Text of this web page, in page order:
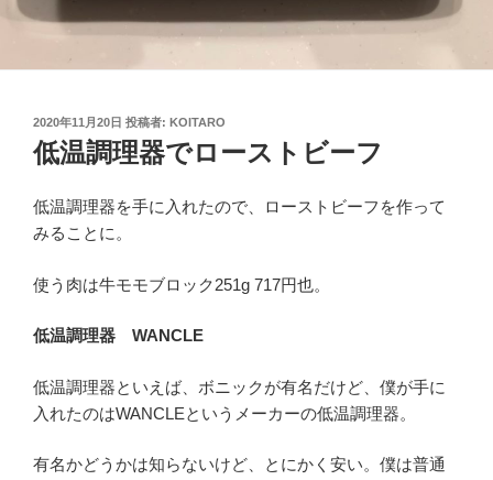
投
稿
日:
2020年11月20日 投稿者: KOITARO
低温調理器でローストビーフ
低温調理器を手に入れたので、ローストビーフを作って
みることに。
使う肉は牛モモブロック251g 717円也。
低温調理器 WANCLE
低温調理器といえば、ボニックが有名だけど、僕が手に
入れたのはWANCLEというメーカーの低温調理器。
有名かどうかは知らないけど、とにかく安い。僕は普通